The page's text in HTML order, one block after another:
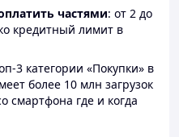
частями: от 2 до
кредитный лимит в
3 категории «Покупки» в
более 10 млн загрузок
смартфона где и когда